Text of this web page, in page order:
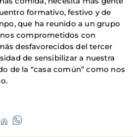
formativo, festivo y de
que ha reunido a un grupo
comprometidos con
desfavorecidos del tercer
de sensibilizar a nuestra
de la “casa común” como nos